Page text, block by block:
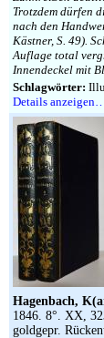
Trotzdem dürfen
nach den
Kästner, S. 49).
Auflage total
Innendeckel mit
Schlagwörter:
Details
Hagenbach,
1846. 8°. XX,
goldgepr.